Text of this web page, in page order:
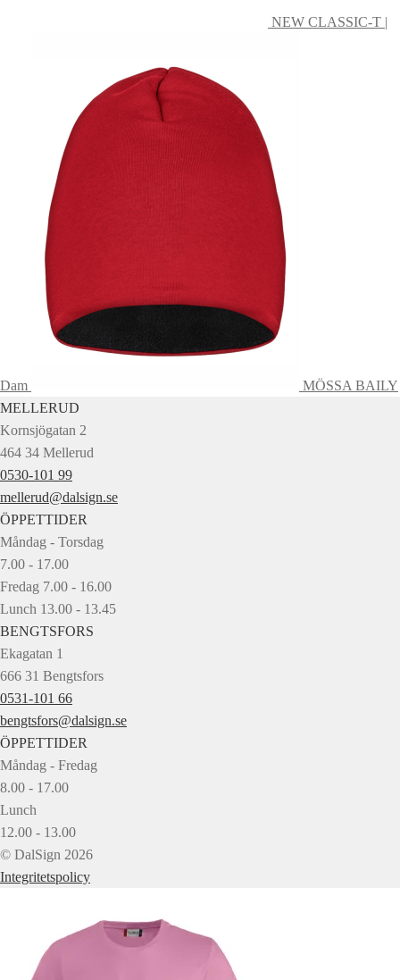
NEW CLASSIC-T |
Dam
MÖSSA BAILY
MELLERUD
Kornsjögatan 2
464 34 Mellerud
0530-101 99
mellerud@dalsign.se
ÖPPETTIDER
Måndag - Torsdag
7.00 - 17.00
Fredag 7.00 - 16.00
Lunch 13.00 - 13.45
BENGTSFORS
Ekagatan 1
666 31 Bengtsfors
0531-101 66
bengtsfors@dalsign.se
ÖPPETTIDER
Måndag - Fredag
8.00 - 17.00
Lunch
12.00 - 13.00
© DalSign 2026
Integritetspolicy